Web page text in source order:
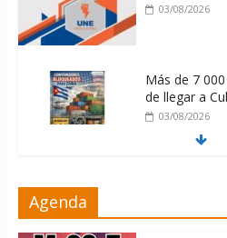
03/08/2026
Más de 7
de llegar a
03/08/2026
04/08/2026
Agenda